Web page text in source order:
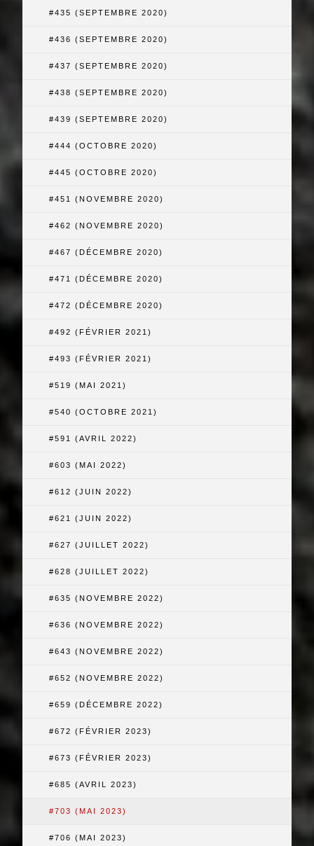
#435 (SEPTEMBRE 2020)
#436 (SEPTEMBRE 2020)
#437 (SEPTEMBRE 2020)
#438 (SEPTEMBRE 2020)
#439 (SEPTEMBRE 2020)
#444 (OCTOBRE 2020)
#445 (OCTOBRE 2020)
#451 (NOVEMBRE 2020)
#462 (NOVEMBRE 2020)
#467 (DÉCEMBRE 2020)
#471 (DÉCEMBRE 2020)
#472 (DÉCEMBRE 2020)
#492 (FÉVRIER 2021)
#493 (FÉVRIER 2021)
#519 (MAI 2021)
#540 (OCTOBRE 2021)
#591 (AVRIL 2022)
#603 (MAI 2022)
#612 (JUIN 2022)
#621 (JUIN 2022)
#627 (JUILLET 2022)
#628 (JUILLET 2022)
#635 (NOVEMBRE 2022)
#636 (NOVEMBRE 2022)
#643 (NOVEMBRE 2022)
#652 (NOVEMBRE 2022)
#659 (DÉCEMBRE 2022)
#672 (FÉVRIER 2023)
#673 (FÉVRIER 2023)
#685 (AVRIL 2023)
#703 (MAI 2023)
#706 (MAI 2023)